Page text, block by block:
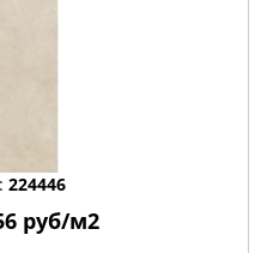
224446
руб/м2